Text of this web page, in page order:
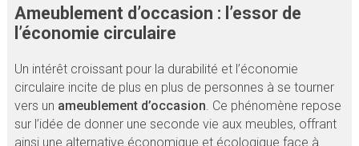
Ameublement d’occasion : l’essor de
l’économie circulaire
Un intérêt croissant pour la durabilité et l’économie
circulaire incite de plus en plus de personnes à se tourner
vers un ameublement d’occasion. Ce phénomène repose
sur l’idée de donner une seconde vie aux meubles, offrant
ainsi une alternative économique et écologique face à